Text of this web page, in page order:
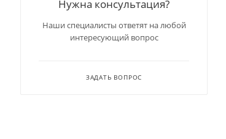
Нужна консультация?
Наши специалисты ответят на любой
интересующий вопрос
ЗАДАТЬ ВОПРОС